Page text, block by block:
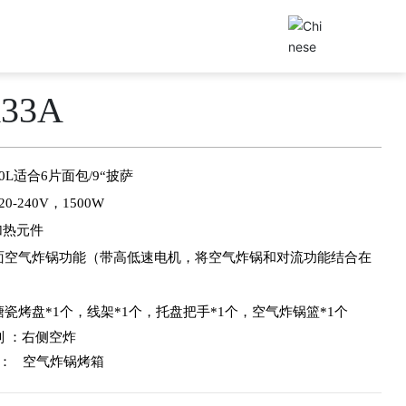
适合6片面包/9“披萨
240V，1500W
热元件
空气炸锅功能（带高低速电机，将空气炸锅和对流功能结合在
瓷烤盘*1个，线架*1个，托盘把手*1个，空气炸锅篮*1个
：右侧空炸
空气炸锅烤箱